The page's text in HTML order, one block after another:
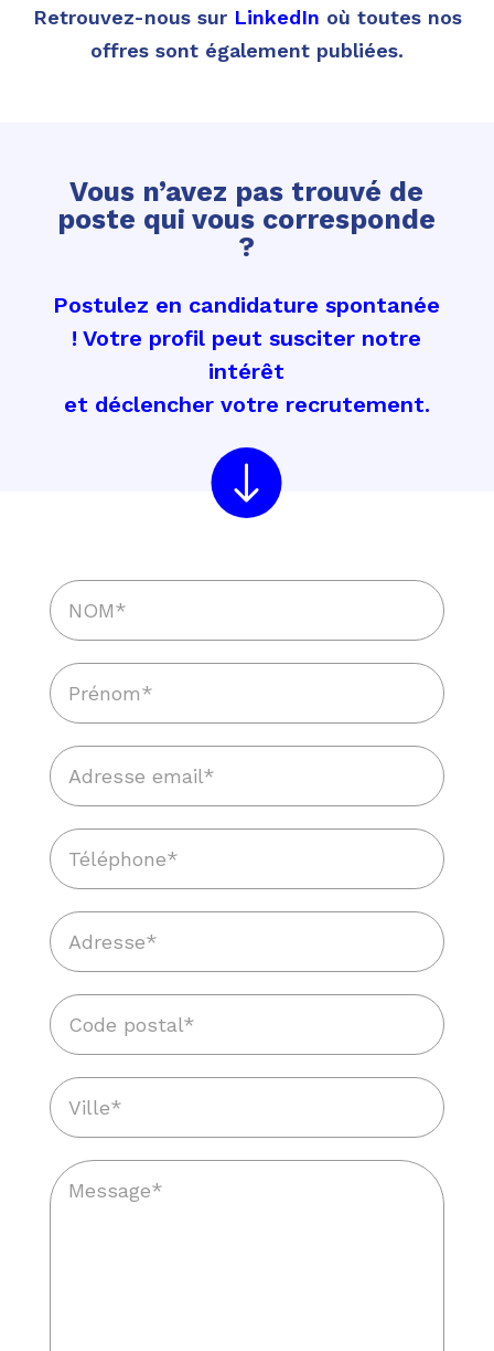
Retrouvez-nous sur LinkedIn où toutes nos
offres sont également publiées.
Vous n’avez pas trouvé de
poste qui vous corresponde
?
Postulez en candidature spontanée
! Votre profil peut susciter notre
intérêt
et déclencher votre recrutement.